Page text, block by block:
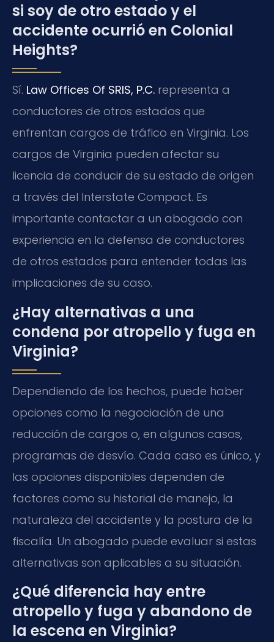
si soy de otro estado y el
accidente ocurrió en Colonial
Heights?
Sí. Law Offices Of SRIS, P.C. representa a
conductores de otros estados que
enfrentan cargos de tráfico en Virginia. Los
cargos de Virginia pueden afectar su
licencia de conducir de su estado de origen
a través del Interstate Compact. Es
importante contactar a un abogado con
experiencia en la defensa de conductores
de otros estados para entender todas las
implicaciones de su caso.
¿Hay alternativas a una
condena por atropello y fuga en
Virginia?
Dependiendo de los hechos, puede haber
opciones como la negociación de una
reducción de cargos o, en algunos casos,
programas de desvío. Cada caso es único, y
las opciones disponibles dependen de
factores como su historial de manejo, la
naturaleza del accidente y la postura de la
fiscalía. Un abogado puede evaluar si estas
alternativas son aplicables a su situación.
¿Qué diferencia hay entre
atropello y fuga y abandono de
la escena en Virginia?